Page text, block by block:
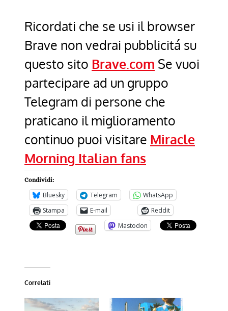
Ricordati che se usi il browser
Brave non vedrai pubblicitá su
questo sito Brave.com Se vuoi
partecipare ad un gruppo
Telegram di persone che
praticano il miglioramento
continuo puoi visitare Miracle
Morning Italian fans
Condividi:
Bluesky Telegram
WhatsApp
Stampa
E-mail
Reddit
Mastodon
Correlati